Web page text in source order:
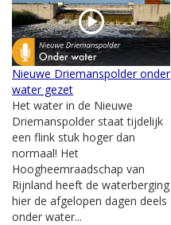
Nieuwe Driemanspolder onder
water gezet
Het water in de Nieuwe
Driemanspolder staat tijdelijk
een flink stuk hoger dan
normaal! Het
Hoogheemraadschap van
Rijnland heeft de waterberging
hier de afgelopen dagen deels
onder water...